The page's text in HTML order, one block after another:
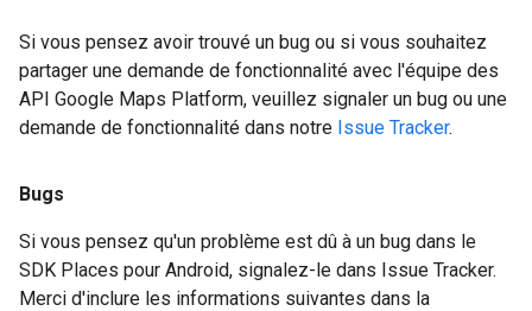
Si vous pensez avoir trouvé un bug ou si vous souhaitez
partager une demande de fonctionnalité avec l'équipe des
API Google Maps Platform, veuillez signaler un bug ou une
demande de fonctionnalité dans notre Issue Tracker.
Bugs
Si vous pensez qu'un problème est dû à un bug dans le
SDK Places pour Android, signalez-le dans Issue Tracker.
Merci d'inclure les informations suivantes dans la